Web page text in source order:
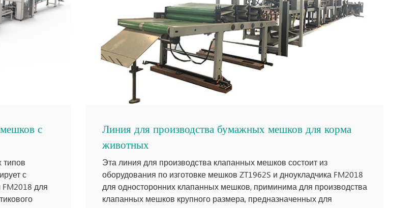
с
типов
с
для
Линия для производства бумажных мешков для корма
животных
Эта линия для производства клапанных мешков состоит из
оборудования по изготовке мешков ZT1962S и дноукладчика FM2018
для односторонних клапанных мешков, приминима для производства
клапанных мешков крупного размера, предназначенных для